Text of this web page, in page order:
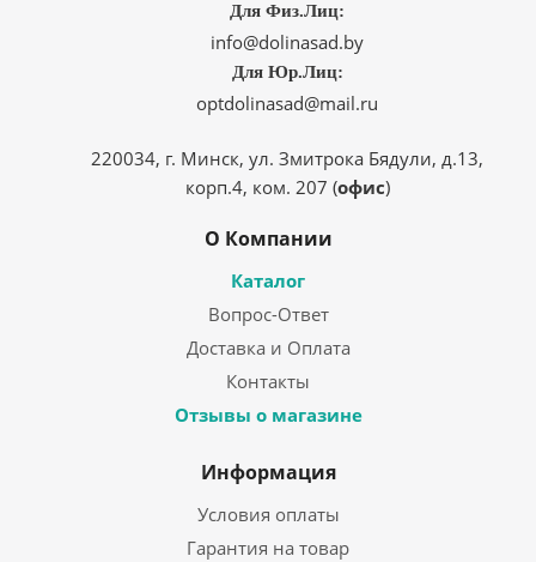
Для Физ.Лиц:
info@dolinasad.by
Для Юр.Лиц:
optdolinasad@mail.ru
220034, г. Минск, ул. Змитрока Бядули, д.13,
корп.4, ком. 207 (офис)
О Компании
Каталог
Вопрос-Ответ
Доставка и Оплата
Контакты
Отзывы о магазине
Информация
Условия оплаты
Гарантия на товар